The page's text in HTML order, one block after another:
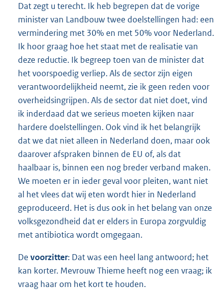
Dat zegt u terecht. Ik heb begrepen dat de vorige
minister van Landbouw twee doelstellingen had: een
vermindering met 30% en met 50% voor Nederland.
Ik hoor graag hoe het staat met de realisatie van
deze reductie. Ik begreep toen van de minister dat
het voorspoedig verliep. Als de sector zijn eigen
verantwoordelijkheid neemt, zie ik geen reden voor
overheidsingrijpen. Als de sector dat niet doet, vind
ik inderdaad dat we serieus moeten kijken naar
hardere doelstellingen. Ook vind ik het belangrijk
dat we dat niet alleen in Nederland doen, maar ook
daarover afspraken binnen de EU of, als dat
haalbaar is, binnen een nog breder verband maken.
We moeten er in ieder geval voor pleiten, want niet
al het vlees dat wij eten wordt hier in Nederland
geproduceerd. Het is dus ook in het belang van onze
volksgezondheid dat er elders in Europa zorgvuldig
met antibiotica wordt omgegaan.
De voorzitter: Dat was een heel lang antwoord; het
kan korter. Mevrouw Thieme heeft nog een vraag; ik
vraag haar om het kort te houden.